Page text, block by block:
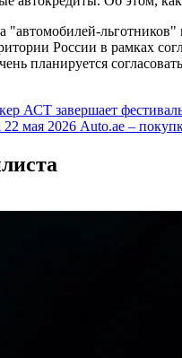
"автомобилей-льготников"
России в рамках
планируется
АСТ завершает
22 мая 2026 Auto.ae –